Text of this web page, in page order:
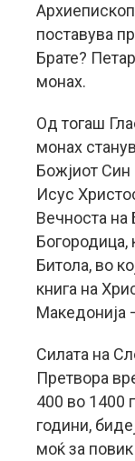
поставува
Брате?
монах.
Од тогаш
монах
Божјиот Син
Исус
Вечноста на
Богородица,
Битола, во
книга на
Македонија
Силата на
Претвора
400 во 1400
години,
моќ за